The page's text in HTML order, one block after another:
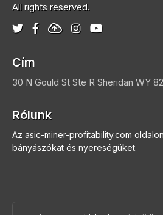
All rights reserved.
Cím
30 N Gould St Ste R Sheridan WY
Rólunk
Az asic-miner-profitability.com
bányászókat és nyereségüket.